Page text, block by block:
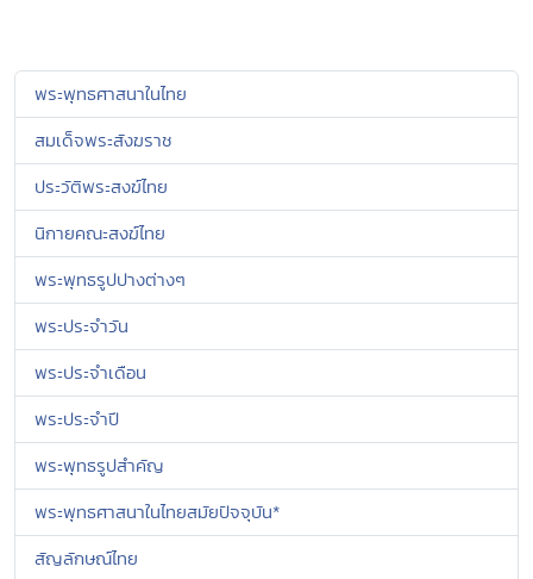
พระพุทธศาสนาในไทย
สมเด็จพระสังฆราช
ประวัติพระสงฆ์ไทย
นิกายคณะสงฆ์ไทย
พระพุทธรูปปางต่างๆ
พระประจำวัน
พระประจำเดือน
พระประจำปี
พระพุทธรูปสำคัญ
พระพุทธศาสนาในไทยสมัยปัจจุบัน*
สัญลักษณ์ไทย